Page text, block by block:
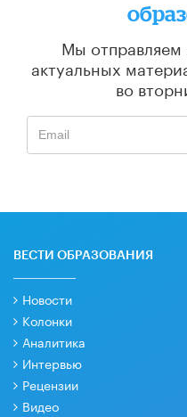
Мы
актуальных
во
ВЕСТИ ОБРАЗОВАНИЯ
Новости
Колонки
Аналитика
Интервью
Рецензии
Видео